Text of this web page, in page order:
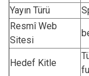
Yayın Türü
Resmî Web
Sitesi
Hedef Kitle